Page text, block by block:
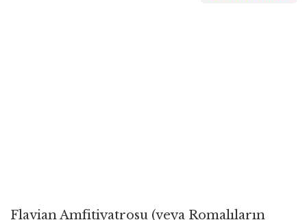
Flavian Amfitiyatrosu (veya Romalıların